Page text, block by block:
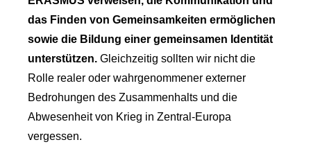
das Finden von Gemeinsamkeiten ermöglichen
sowie die Bildung einer gemeinsamen Identität
unterstützen. Gleichzeitig sollten wir nicht die
Rolle realer oder wahrgenommener externer
Bedrohungen des Zusammenhalts und die
Abwesenheit von Krieg in Zentral-Europa
vergessen.